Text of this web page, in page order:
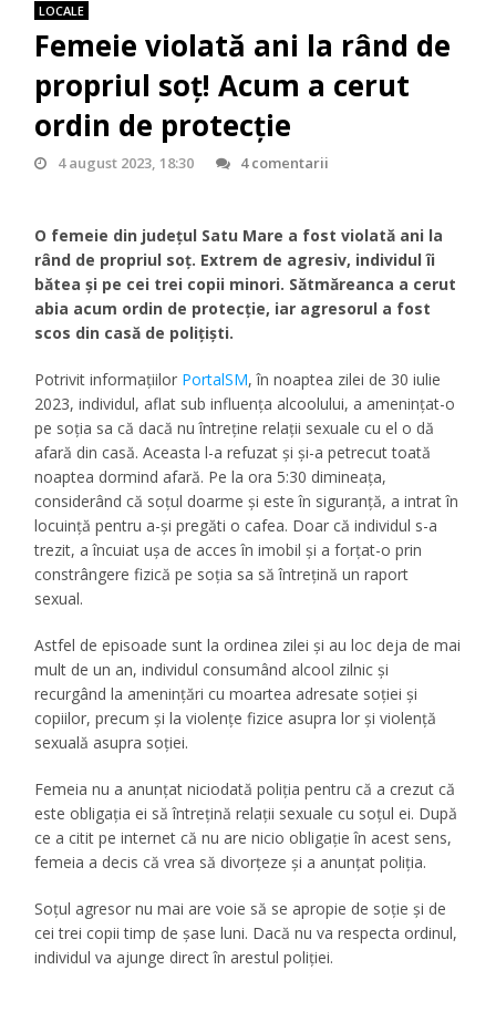
LOCALE
Femeie violată ani la rând de
propriul soț! Acum a cerut
ordin de protecție
4 august 2023, 18:30 4 comentarii
O femeie din județul Satu Mare a fost violată ani la
rând de propriul soț. Extrem de agresiv, individul îi
bătea și pe cei trei copii minori. Sătmăreanca a cerut
abia acum ordin de protecție, iar agresorul a fost
scos din casă de polițiști.
Potrivit informațiilor PortalSM, în noaptea zilei de 30 iulie
2023, individul, aflat sub influenţa alcoolului, a amenințat-o
pe soţia sa că dacă nu întreține relaţii sexuale cu el o dă
afară din casă. Aceasta l-a refuzat și și-a petrecut toată
noaptea dormind afară. Pe la ora 5:30 dimineaţa,
considerând că soțul doarme și este în siguranţă, a intrat în
locuinţă pentru a-și pregăti o cafea. Doar că individul s-a
trezit, a încuiat ușa de acces în imobil și a forțat-o prin
constrângere fizică pe soția sa să întrețină un raport
sexual.
Astfel de episoade sunt la ordinea zilei și au loc deja de mai
mult de un an, individul consumând alcool zilnic și
recurgând la ameninţări cu moartea adresate soției și
copiilor, precum și la violențe fizice asupra lor și violenţă
sexuală asupra soţiei.
Femeia nu a anunțat niciodată poliția pentru că a crezut că
este obligația ei să întrețină relații sexuale cu soțul ei. După
ce a citit pe internet că nu are nicio obligație în acest sens,
femeia a decis că vrea să divorțeze și a anunțat poliția.
Soțul agresor nu mai are voie să se apropie de soție și de
cei trei copii timp de șase luni. Dacă nu va respecta ordinul,
individul va ajunge direct în arestul poliției.